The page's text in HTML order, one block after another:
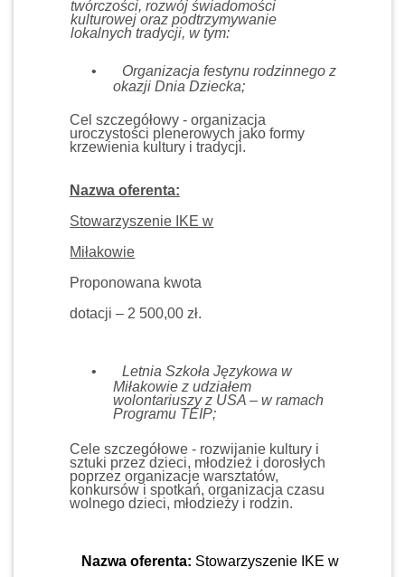
twórczości, rozwój świadomości
kulturowej oraz podtrzymywanie
lokalnych tradycji, w tym:
•
Organizacja festynu rodzinnego z
okazji Dnia Dziecka;
Cel szczegółowy - organizacja
uroczystości plenerowych jako formy
krzewienia kultury i tradycji.
Nazwa oferenta:
Stowarzyszenie IKE w
Miłakowie
Proponowana kwota
dotacji – 2 500,00 zł.
•
Letnia Szkoła Językowa w
Miłakowie z udziałem
wolontariuszy z USA – w ramach
Programu TEIP;
Cele szczegółowe - rozwijanie kultury i
sztuki przez dzieci, młodzież i dorosłych
poprzez organizacje warsztatów,
konkursów i spotkań, organizacja czasu
wolnego dzieci, młodzieży i rodzin.
Nazwa oferenta: Stowarzyszenie IKE w